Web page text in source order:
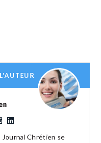
Chrétien se